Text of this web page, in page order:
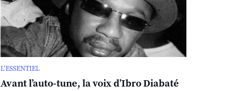
L’ESSENTIEL
Avant l’auto-tune, la voix d’Ibro Diabaté